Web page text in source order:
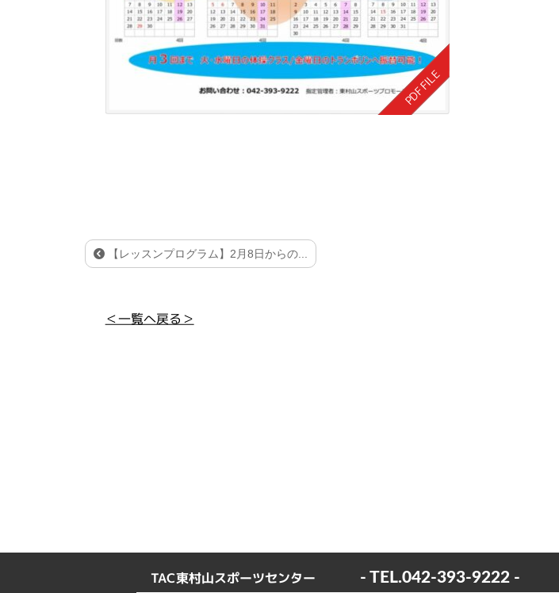
【レッスンプログラム】2月8日からの...
＜一覧へ戻る＞
TAC東村山スポーツセンター - TEL.042-393-9222-